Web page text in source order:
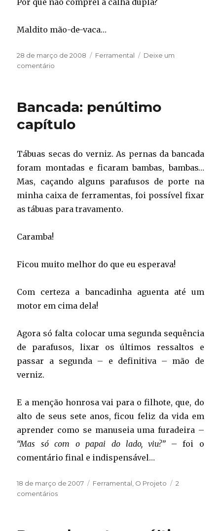
Maldito mão-de-vaca…
Publicado
em
28 de março de 2008 Categorias
Ferramental
Deixe um
comentário
Bancada: penúltimo
capítulo
Tábuas secas do verniz. As pernas da bancada
foram montadas e ficaram bambas, bambas…
Mas, caçando alguns parafusos de porte na
minha caixa de ferramentas, foi possível fixar
as tábuas para travamento.
Caramba!
Ficou muito melhor do que eu esperava!
Com certeza a bancadinha aguenta até um
motor em cima dela!
Agora só falta colocar uma segunda sequência
de parafusos, lixar os últimos ressaltos e
passar a segunda – e definitiva – mão de
verniz.
E a menção honrosa vai para o filhote, que, do
alto de seus sete anos, ficou feliz da vida em
aprender como se manuseia uma furadeira –
“Mas só com o papai do lado, viu?”– foi o
comentário final e indispensável…
Publicado
em
18 de março de 2007 Categorias
Ferramental O Projeto
2
comentáriosem